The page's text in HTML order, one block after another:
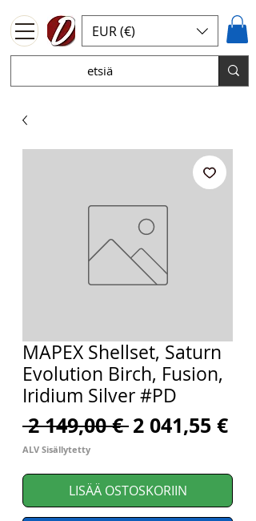
EUR (€)
MAPEX Shellset, Saturn
Evolution Birch, Fusion,
Iridium Silver #PD
2 149,00 € Normaali
2 041,55 €
ALV Sisällytetty
LISÄÄ OSTOSKORIIN